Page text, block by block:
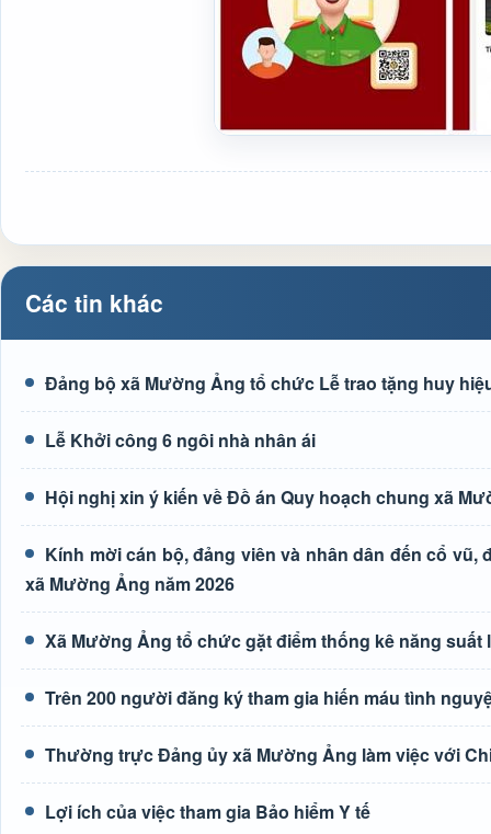
Các tin khác
Đảng bộ xã Mường Ảng tổ chức Lễ trao tặng huy
Lễ Khởi công 6 ngôi nhà nhân ái
Hội nghị xin ý kiến về Đồ án Quy hoạch chung xã
Kính mời cán bộ, đảng viên và nhân dân đến cổ
xã Mường Ảng năm 2026
Xã Mường Ảng tổ chức gặt điểm thống kê năng suất
Trên 200 người đăng ký tham gia hiến máu tình
Thường trực Đảng ủy xã Mường Ảng làm việc với
Lợi ích của việc tham gia Bảo hiểm Y tế